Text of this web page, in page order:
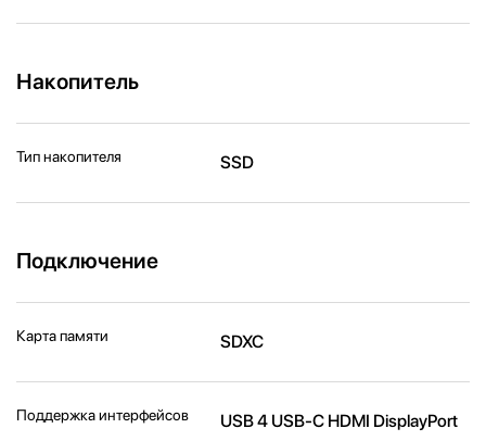
Накопитель
Тип накопителя SSD
Подключение
Карта памяти SDXC
Поддержка интерфейсов
USB 4 USB-C HDMI DisplayPort